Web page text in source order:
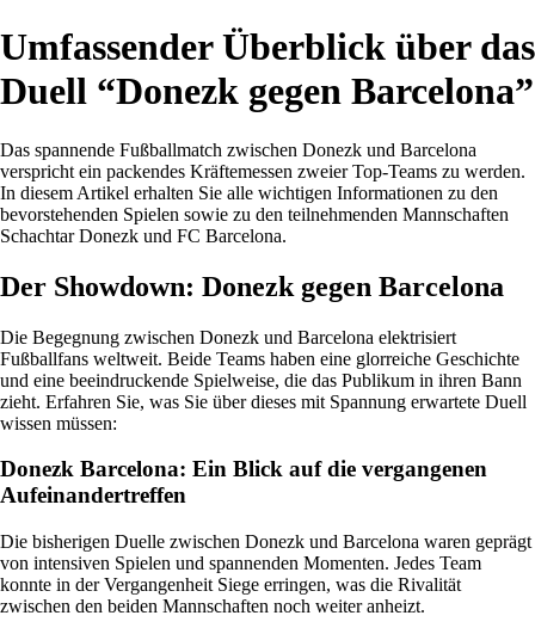
Umfassender Überblick über das
Duell “Donezk gegen Barcelona”
Das spannende Fußballmatch zwischen Donezk und Barcelona
verspricht ein packendes Kräftemessen zweier Top-Teams zu werden.
In diesem Artikel erhalten Sie alle wichtigen Informationen zu den
bevorstehenden Spielen sowie zu den teilnehmenden Mannschaften
Schachtar Donezk und FC Barcelona.
Der Showdown: Donezk gegen Barcelona
Die Begegnung zwischen Donezk und Barcelona elektrisiert
Fußballfans weltweit. Beide Teams haben eine glorreiche Geschichte
und eine beeindruckende Spielweise, die das Publikum in ihren Bann
zieht. Erfahren Sie, was Sie über dieses mit Spannung erwartete Duell
wissen müssen:
Donezk Barcelona: Ein Blick auf die vergangenen
Aufeinandertreffen
Die bisherigen Duelle zwischen Donezk und Barcelona waren geprägt
von intensiven Spielen und spannenden Momenten. Jedes Team
konnte in der Vergangenheit Siege erringen, was die Rivalität
zwischen den beiden Mannschaften noch weiter anheizt.